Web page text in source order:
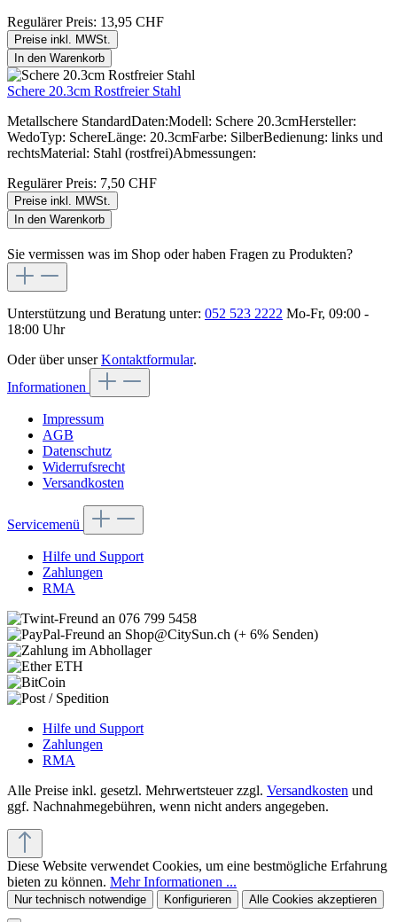
Regulärer Preis: 13,95 CHF
Preise inkl. MWSt.
In den Warenkorb
Schere 20.3cm Rostfreier Stahl
Metallschere StandardDaten:Modell: Schere 20.3cmHersteller:
WedoTyp: SchereLänge: 20.3cmFarbe: SilberBedienung: links und
rechtsMaterial: Stahl (rostfrei)Abmessungen:
Regulärer Preis: 7,50 CHF
Preise inkl. MWSt.
In den Warenkorb
Sie vermissen was im Shop oder haben Fragen zu Produkten?
Unterstützung und Beratung unter: 052 523 2222 Mo-Fr, 09:00 -
18:00 Uhr
Oder über unserKontaktformular.
Informationen
Impressum
AGB
Datenschutz
Widerrufsrecht
Versandkosten
Servicemenü
Hilfe und Support
Zahlungen
RMA
Hilfe und Support
Zahlungen
RMA
Alle Preise inkl. gesetzl. Mehrwertsteuer zzgl. Versandkosten und
ggf. Nachnahmegebühren, wenn nicht anders angegeben.
Diese Website verwendet Cookies, um eine bestmögliche Erfahrung
bieten zu können. Mehr Informationen ...
Nur technisch notwendige Konfigurieren Alle Cookies akzeptieren